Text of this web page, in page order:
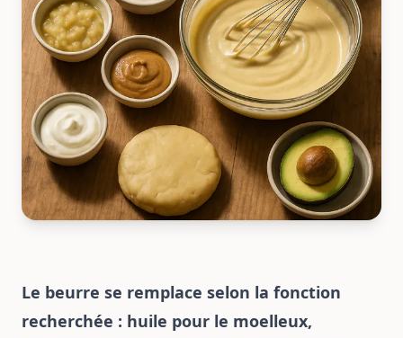
Le beurre se remplace selon la fonction
recherchée : huile pour le moelleux,